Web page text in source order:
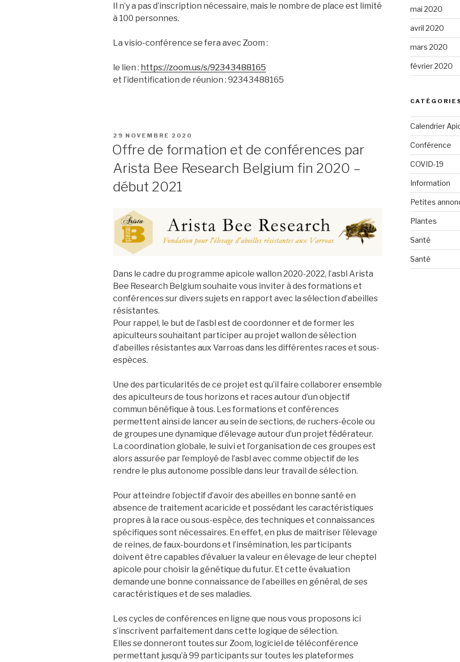
Il n’y a pas d’inscription nécessaire, mais le nombre de place est limité
à 100 personnes.
La visio-conférence se fera avec Zoom :
le lien : https://zoom.us/s/92343488165
et l’identification de réunion : 92343488165
PUBLIÉ
29 NOVEMBRE 2020
Offre de formation et de conférences par
Arista Bee Research Belgium fin 2020 –
début 2021
Dans le cadre du programme apicole wallon 2020-2022, l’asbl Arista
Bee Research Belgium souhaite vous inviter à des formations et
conférences sur divers sujets en rapport avec la sélection d’abeilles
résistantes.
Pour rappel, le but de l’asbl est de coordonner et de former les
apiculteurs souhaitant participer au projet wallon de sélection
d’abeilles résistantes aux Varroas dans les différentes races et sous-
espèces.
Une des particularités de ce projet est qu’il faire collaborer ensemble
des apiculteurs de tous horizons et races autour d’un objectif
commun bénéfique à tous. Les formations et conférences
permettent ainsi de lancer au sein de sections, de ruchers-école ou
de groupes une dynamique d’élevage autour d’un projet fédérateur.
La coordination globale, le suivi et l’organisation de ces groupes est
alors assurée par l’employé de l’asbl avec comme objectif de les
rendre le plus autonome possible dans leur travail de sélection.
Pour atteindre l’objectif d’avoir des abeilles en bonne santé en
absence de traitement acaricide et possédant les caractéristiques
propres à la race ou sous-espèce, des techniques et connaissances
spécifiques sont nécessaires. En effet, en plus de maitriser l’élevage
de reines, de faux-bourdons et l’insémination, les participants
doivent être capables d’évaluer la valeur en élevage de leur cheptel
apicole pour choisir la génétique du futur. Et cette évaluation
demande une bonne connaissance de l’abeilles en général, de ses
caractéristiques et de ses maladies.
Les cycles de conférences en ligne que nous vous proposons ici
s’inscrivent parfaitement dans cette logique de sélection.
Elles se donneront toutes sur Zoom, logiciel de téléconférence
permettant jusqu’à 99 participants sur toutes les plateformes
mai 2020
avril 2020
mars 2020
février 2020
Calendrier
Conférence
COVID-19
Information
Petites
Plantes
Santé
Santé